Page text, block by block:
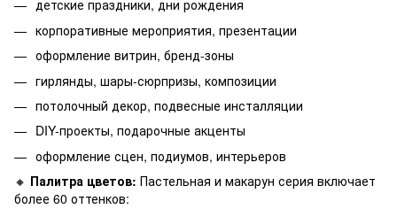
детские праздники, дни рождения
корпоративные мероприятия, презентации
оформление витрин, бренд-зоны
гирлянды, шары-сюрпризы, композиции
потолочный декор, подвесные инсталляции
DIY-проекты, подарочные акценты
оформление сцен, подиумов, интерьеров
🔸 Палитра цветов: Пастельная и макарун серия включает
более 60 оттенков: